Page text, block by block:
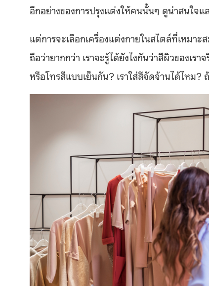
อีกอย่างของการปรุงแต่งให้คนนั้นๆ ดูน่าสนใจแ
แต่การจะเลือกเครื่องแต่งกายในสไตล์ที่เหมา
ถือว่ายากกว่า เราจะรู้ได้ยังไงกันว่าสีผิวของเ
หรือโทรสีแบบเย็นกัน? เราใส่สีจัดจ้านได้ไหม?